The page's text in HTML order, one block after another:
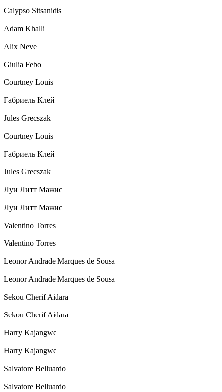
Calypso Sitsanidis
Adam Khalli
Alix Neve
Giulia Febo
Courtney Louis
Габриель Клей
Jules Grecszak
Courtney Louis
Габриель Клей
Jules Grecszak
Луи Литт Мажис
Луи Литт Мажис
Valentino Torres
Valentino Torres
Leonor Andrade Marques de Sousa
Leonor Andrade Marques de Sousa
Sekou Cherif Aidara
Sekou Cherif Aidara
Harry Kajangwe
Harry Kajangwe
Salvatore Belluardo
Salvatore Belluardo